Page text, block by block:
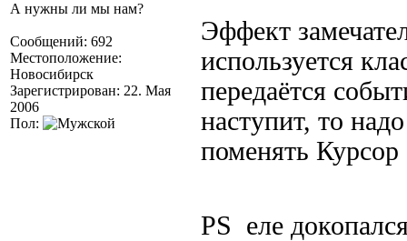
А нужны ли мы нам?
Сообщений: 692
Местоположение:
Новосибирск
Зарегистрирован: 22. Мая
2006
Пол:
Эффект
используется
передаётся
наступит, то
поменять
PS еле